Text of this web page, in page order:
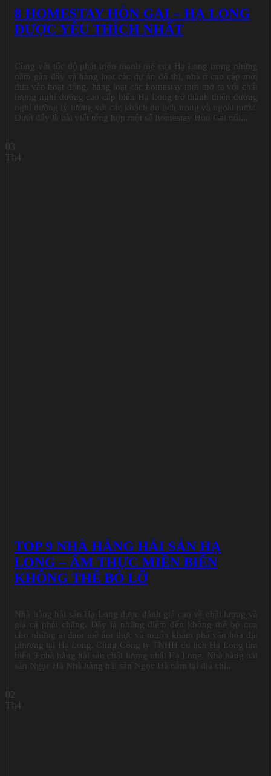
8 HOMESTAY HÒN GAI – HẠ LONG
ĐƯỢC YÊU THÍCH NHẤT
Cùng với tốc độ phát triển mạnh mẽ của Hạ Long trong những
năm gần đây và hàng loạt các dự án đô thị, nhà ở cao cấp mới
đưa vào hoạt động, hàng loạt các homestay mới mở ra với chất
lượng nghỉ dưỡng cao cấp biến Hạ Long trở thành thiên đường
nghỉ dưỡng lý tưởng với các khách du lịch trong và ngoài nước.
Dưới đây là bài viết tổng hợp một số homestay Hòn Gai nổi...
03
Th4
TOP 9 NHÀ HÀNG HẢI SẢN HẠ
LONG – ẨM THỰC MIỀN BIỂN
KHÔNG THỂ BỎ LỠ
Nhà hàng hải sản Hạ Long được đánh giá cao về chất lượng và
giá cả phải chăng. Đây là những điểm đến không thể bỏ qua
cho những ai đam mê ẩm thực và muốn khám phá văn hóa địa
phương tại Hạ Long. Cùng Công ty TNHH du lịch Hạ Long tìm
hiểu 9 nhà hàng hải sản chất lượng nhất Hạ Long. Nhà hàng hải
sản Ngọc Hà Nhà hàng hải sản Ngọc Hà nằm tại địa chỉ...
02
Th4